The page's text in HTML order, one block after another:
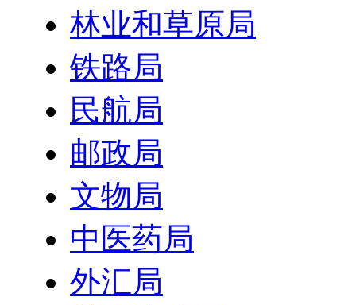
林业和草原局
铁路局
民航局
邮政局
文物局
中医药局
外汇局